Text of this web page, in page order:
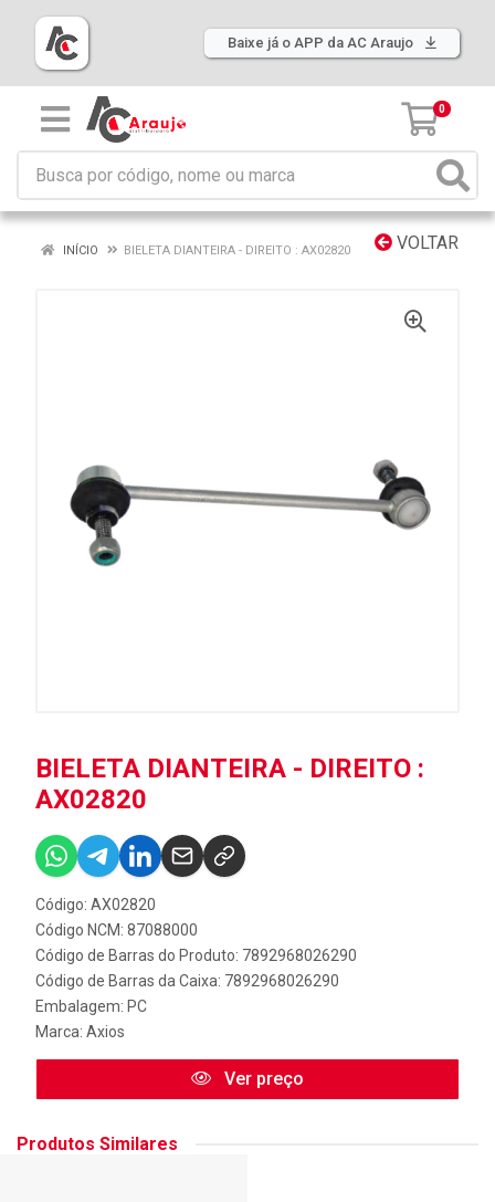
Baixe já o APP da AC Araujo
0
VOLTAR
INÍCIO BIELETA DIANTEIRA - DIREITO : AX02820
BIELETA DIANTEIRA - DIREITO :
AX02820
Código: AX02820
Código NCM: 87088000
Código de Barras do Produto: 7892968026290
Código de Barras da Caixa: 7892968026290
Embalagem: PC
Marca: Axios
Ver preço
Produtos Similares